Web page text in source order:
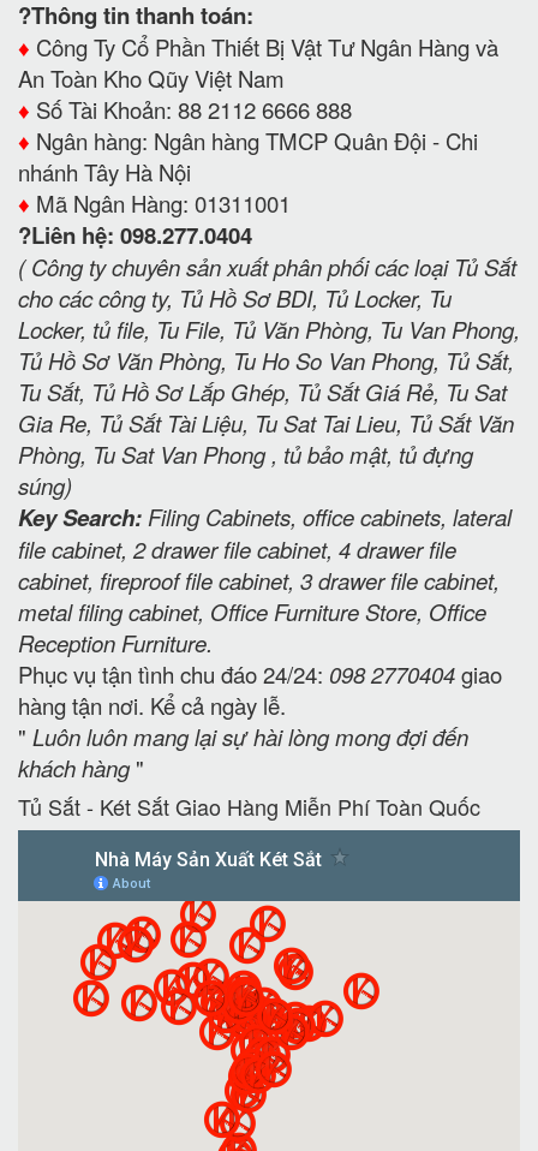
?Thông tin thanh toán:
♦️ Công Ty Cổ Phần Thiết Bị Vật Tư Ngân Hàng và
An Toàn Kho Qũy Việt Nam
♦️ Số Tài Khoản: 88 2112 6666 888
♦️ Ngân hàng: Ngân hàng TMCP Quân Đội - Chi
nhánh Tây Hà Nội
♦️ Mã Ngân Hàng: 01311001
?Liên hệ: 098.277.0404
( Công ty chuyên sản xuất phân phối các loại Tủ Sắt
cho các công ty, Tủ Hồ Sơ BDI, Tủ Locker, Tu
Locker, tủ file, Tu File, Tủ Văn Phòng, Tu Van Phong,
Tủ Hồ Sơ Văn Phòng, Tu Ho So Van Phong, Tủ Sắt,
Tu Sắt, Tủ Hồ Sơ Lắp Ghép, Tủ Sắt Giá Rẻ, Tu Sat
Gia Re, Tủ Sắt Tài Liệu, Tu Sat Tai Lieu, Tủ Sắt Văn
Phòng, Tu Sat Van Phong , tủ bảo mật, tủ đựng
súng)
Key Search: Filing Cabinets, office cabinets, lateral
file cabinet, 2 drawer file cabinet, 4 drawer file
cabinet, fireproof file cabinet, 3 drawer file cabinet,
metal filing cabinet, Office Furniture Store, Office
Reception Furniture.
Phục vụ tận tình chu đáo 24/24: 098 2770404giao
hàng tận nơi. Kể cả ngày lễ.
" Luôn luôn mang lại sự hài lòng mong đợi đến
khách hàng"
Tủ Sắt - Két Sắt Giao Hàng Miễn Phí Toàn Quốc